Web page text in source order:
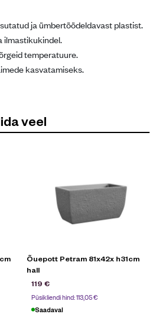
ja ümbertöödeldavast plastist.
ilmastikukindel.
temperatuure.
kasvatamiseks.
veel
Õuepott Petram 81x42x h31cm
hall
119 €
Püsikliendi hind:113,05€
Saadaval